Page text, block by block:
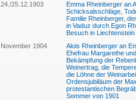
24./25.12.1903
Emma Rheinberger an
Schicksalsschläge,
Familie Rheinberger,
in Vaduz durch Egon
Besuch in Liechtenstein
November 1904
Alois Rheinberger an
Ehefrau Margarethe
Bekämpfung der
Weinertrag, die
die Löhne der
Ordensjubiläum der
protestantischen
Sommer von 1901